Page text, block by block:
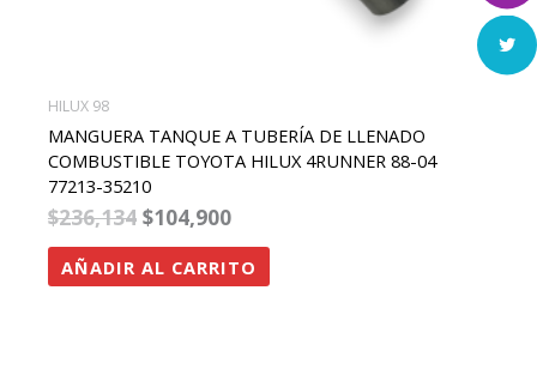
HILUX 98
MANGUERA TANQUE A TUBERÍA DE LLENADO
COMBUSTIBLE TOYOTA HILUX 4RUNNER 88-04
77213-35210
$236,134 $104,900
AÑADIR AL CARRITO